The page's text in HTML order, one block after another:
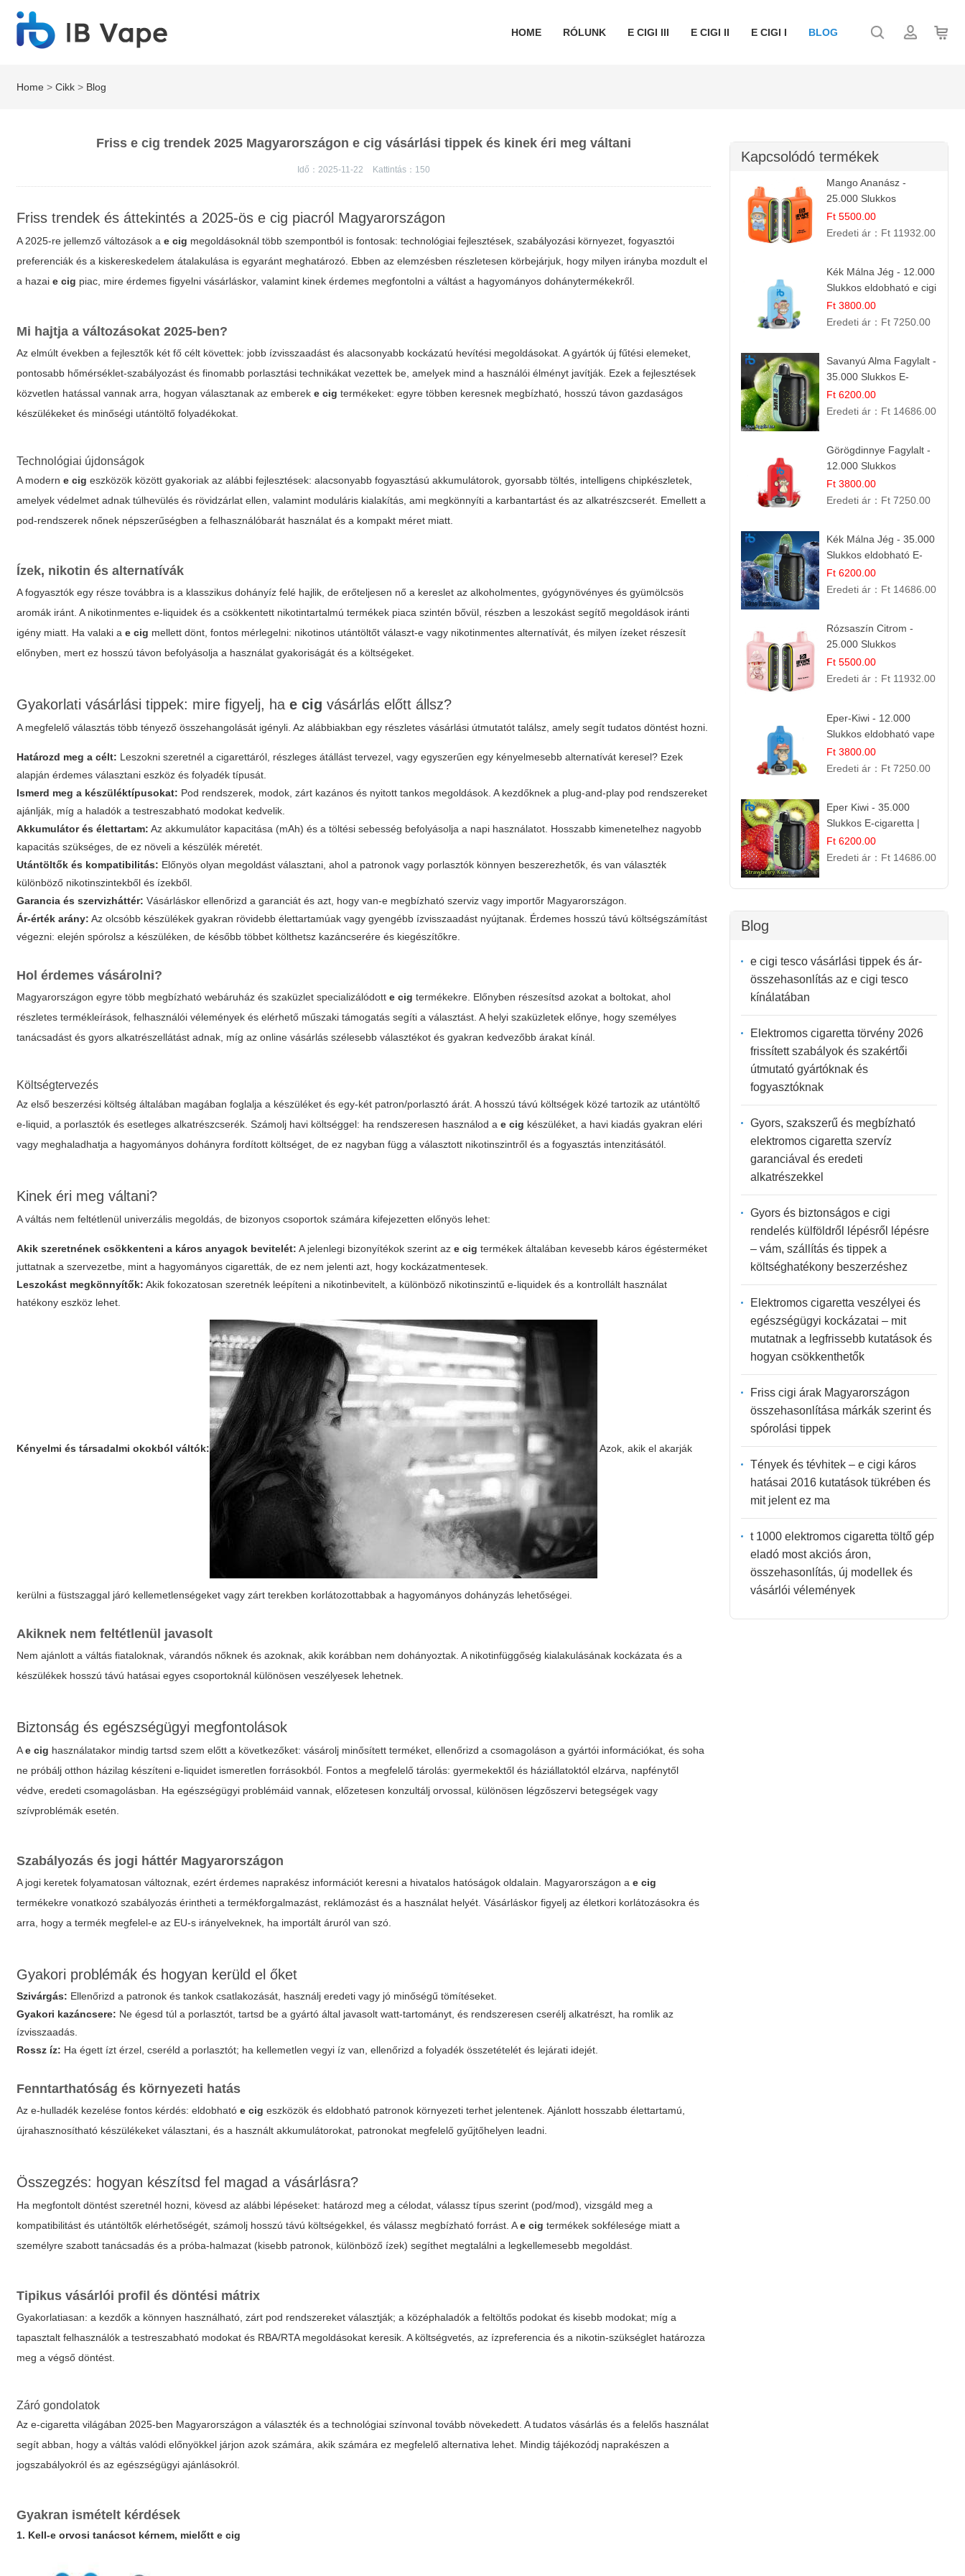
HOME RÓLUNK E CIGI III E CIGI II E CIGI I BLOG
Home >Cikk > Blog
Friss e cig trendek 2025 Magyarországon e cig vásárlási tippek és kinek éri meg váltani
Idő：2025-11-22 Kattintás： 150
Friss trendek és áttekintés a 2025-ös e cig piacról Magyarországon
A 2025-re jellemző változások ae cig megoldásoknál több szempontból is fontosak: technológiai fejlesztések, szabályozási környezet, fogyasztói
preferenciák és a kiskereskedelem átalakulása is egyaránt meghatározó. Ebben az elemzésben részletesen körbejárjuk, hogy milyen irányba mozdult el
a hazaie cig piac, mire érdemes figyelni vásárláskor, valamint kinek érdemes megfontolni a váltást a hagyományos dohánytermékekről.
Mi hajtja a változásokat 2025-ben?
Az elmúlt években a fejlesztők két fő célt követtek: jobb ízvisszaadást és alacsonyabb kockázatú hevítési megoldásokat. A gyártók új fűtési elemeket,
pontosabb hőmérséklet-szabályozást és finomabb porlasztási technikákat vezettek be, amelyek mind a használói élményt javítják. Ezek a fejlesztések
közvetlen hatással vannak arra, hogyan választanak az embereke cig termékeket: egyre többen keresnek megbízható, hosszú távon gazdaságos
készülékeket és minőségi utántöltő folyadékokat.
Technológiai újdonságok
A moderne cig eszközök között gyakoriak az alábbi fejlesztések: alacsonyabb fogyasztású akkumulátorok, gyorsabb töltés, intelligens chipkészletek,
amelyek védelmet adnak túlhevülés és rövidzárlat ellen, valamint moduláris kialakítás, ami megkönnyíti a karbantartást és az alkatrészcserét. Emellett a
pod-rendszerek nőnek népszerűségben a felhasználóbarát használat és a kompakt méret miatt.
Ízek, nikotin és alternatívák
A fogyasztók egy része továbbra is a klasszikus dohányíz felé hajlik, de erőteljesen nő a kereslet az alkoholmentes, gyógynövényes és gyümölcsös
aromák iránt. A nikotinmentes e-liquidek és a csökkentett nikotintartalmú termékek piaca szintén bővül, részben a leszokást segítő megoldások iránti
igény miatt. Ha valaki ae cig mellett dönt, fontos mérlegelni: nikotinos utántöltőt választ-e vagy nikotinmentes alternatívát, és milyen ízeket részesít
előnyben, mert ez hosszú távon befolyásolja a használat gyakoriságát és a költségeket.
Gyakorlati vásárlási tippek: mire figyelj, hae cig vásárlás előtt állsz?
A megfelelő választás több tényező összehangolását igényli. Az alábbiakban egy részletes vásárlási útmutatót találsz, amely segít tudatos döntést hozni.
Határozd meg a célt: Leszokni szeretnél a cigarettáról, részleges átállást tervezel, vagy egyszerűen egy kényelmesebb alternatívát keresel? Ezek
alapján érdemes választani eszköz és folyadék típusát.
Ismerd meg a készüléktípusokat: Pod rendszerek, modok, zárt kazános és nyitott tankos megoldások. A kezdőknek a plug-and-play pod rendszereket
ajánlják, míg a haladók a testreszabható modokat kedvelik.
Akkumulátor és élettartam: Az akkumulátor kapacitása (mAh) és a töltési sebesség befolyásolja a napi használatot. Hosszabb kimenetelhez nagyobb
kapacitás szükséges, de ez növeli a készülék méretét.
Utántöltők és kompatibilitás: Előnyös olyan megoldást választani, ahol a patronok vagy porlasztók könnyen beszerezhetők, és van választék
különböző nikotinszintekből és ízekből.
Garancia és szervizháttér: Vásárláskor ellenőrizd a garanciát és azt, hogy van-e megbízható szerviz vagy importőr Magyarországon.
Ár-érték arány: Az olcsóbb készülékek gyakran rövidebb élettartamúak vagy gyengébb ízvisszaadást nyújtanak. Érdemes hosszú távú költségszámítást
végezni: elején spórolsz a készüléken, de később többet költhetsz kazáncserére és kiegészítőkre.
Hol érdemes vásárolni?
Magyarországon egyre több megbízható webáruház és szaküzlet specializálódotte cig termékekre. Előnyben részesítsd azokat a boltokat, ahol
részletes termékleírások, felhasználói vélemények és elérhető műszaki támogatás segíti a választást. A helyi szaküzletek előnye, hogy személyes
tanácsadást és gyors alkatrészellátást adnak, míg az online vásárlás szélesebb választékot és gyakran kedvezőbb árakat kínál.
Költségtervezés
Az első beszerzési költség általában magában foglalja a készüléket és egy-két patron/porlasztó árát. A hosszú távú költségek közé tartozik az utántöltő
e-liquid, a porlasztók és esetleges alkatrészcserék. Számolj havi költséggel: ha rendszeresen használod ae cig készüléket, a havi kiadás gyakran eléri
vagy meghaladhatja a hagyományos dohányra fordított költséget, de ez nagyban függ a választott nikotinszintről és a fogyasztás intenzitásától.
Kinek éri meg váltani?
A váltás nem feltétlenül univerzális megoldás, de bizonyos csoportok számára kifejezetten előnyös lehet:
Akik szeretnének csökkenteni a káros anyagok bevitelét: A jelenlegi bizonyítékok szerint aze cig termékek általában kevesebb káros égésterméket
juttatnak a szervezetbe, mint a hagyományos cigaretták, de ez nem jelenti azt, hogy kockázatmentesek.
Leszokást megkönnyítők: Akik fokozatosan szeretnék leépíteni a nikotinbevitelt, a különböző nikotinszintű e-liquidek és a kontrollált használat
hatékony eszköz lehet.
Kényelmi és társadalmi okokból váltók: Azok, akik el akarják
kerülni a füstszaggal járó kellemetlenségeket vagy zárt terekben korlátozottabbak a hagyományos dohányzás lehetőségei.
Akiknek nem feltétlenül javasolt
Nem ajánlott a váltás fiataloknak, várandós nőknek és azoknak, akik korábban nem dohányoztak. A nikotinfüggőség kialakulásának kockázata és a
készülékek hosszú távú hatásai egyes csoportoknál különösen veszélyesek lehetnek.
Biztonság és egészségügyi megfontolások
Ae cig használatakor mindig tartsd szem előtt a következőket: vásárolj minősített terméket, ellenőrizd a csomagoláson a gyártói információkat, és soha
ne próbálj otthon házilag készíteni e-liquidet ismeretlen forrásokból. Fontos a megfelelő tárolás: gyermekektől és háziállatoktól elzárva, napfénytől
védve, eredeti csomagolásban. Ha egészségügyi problémáid vannak, előzetesen konzultálj orvossal, különösen légzőszervi betegségek vagy
szívproblémák esetén.
Szabályozás és jogi háttér Magyarországon
A jogi keretek folyamatosan változnak, ezért érdemes naprakész információt keresni a hivatalos hatóságok oldalain. Magyarországon ae cig
termékekre vonatkozó szabályozás érintheti a termékforgalmazást, reklámozást és a használat helyét. Vásárláskor figyelj az életkori korlátozásokra és
arra, hogy a termék megfelel-e az EU-s irányelveknek, ha importált áruról van szó.
Gyakori problémák és hogyan kerüld el őket
Szivárgás: Ellenőrizd a patronok és tankok csatlakozását, használj eredeti vagy jó minőségű tömítéseket.
Gyakori kazáncsere: Ne égesd túl a porlasztót, tartsd be a gyártó által javasolt watt-tartományt, és rendszeresen cserélj alkatrészt, ha romlik az
ízvisszaadás.
Rossz íz: Ha égett ízt érzel, cseréld a porlasztót; ha kellemetlen vegyi íz van, ellenőrizd a folyadék összetételét és lejárati idejét.
Fenntarthatóság és környezeti hatás
Az e-hulladék kezelése fontos kérdés: eldobhatóe cig eszközök és eldobható patronok környezeti terhet jelentenek. Ajánlott hosszabb élettartamú,
újrahasznosítható készülékeket választani, és a használt akkumulátorokat, patronokat megfelelő gyűjtőhelyen leadni.
Összegzés: hogyan készítsd fel magad a vásárlásra?
Ha megfontolt döntést szeretnél hozni, kövesd az alábbi lépéseket: határozd meg a célodat, válassz típus szerint (pod/mod), vizsgáld meg a
kompatibilitást és utántöltők elérhetőségét, számolj hosszú távú költségekkel, és válassz megbízható forrást. Ae cig termékek sokfélesége miatt a
személyre szabott tanácsadás és a próba-halmazat (kisebb patronok, különböző ízek) segíthet megtalálni a legkellemesebb megoldást.
Tipikus vásárlói profil és döntési mátrix
Gyakorlatiasan: a kezdők a könnyen használható, zárt pod rendszereket választják; a középhaladók a feltöltős podokat és kisebb modokat; míg a
tapasztalt felhasználók a testreszabható modokat és RBA/RTA megoldásokat keresik. A költségvetés, az ízpreferencia és a nikotin-szükséglet határozza
meg a végső döntést.
Záró gondolatok
Az e-cigaretta világában 2025-ben Magyarországon a választék és a technológiai színvonal tovább növekedett. A tudatos vásárlás és a felelős használat
segít abban, hogy a váltás valódi előnyökkel járjon azok számára, akik számára ez megfelelő alternativa lehet. Mindig tájékozódj naprakészen a
jogszabályokról és az egészségügyi ajánlásokról.
Gyakran ismételt kérdések
1. Kell-e orvosi tanácsot kérnem, mielőtte cig
Kapcsolódó termékek
Mango Ananász -
25.000 Slukkos
eldobható E-cigaretta |
Trópusi Ízélmény
Ft 5500.00
Eredeti ár： Ft 11932.00
Kék Málna Jég - 12.000
Slukkos eldobható e cigi
| Frissítő Bogyós Íz
Ft 3800.00
Eredeti ár： Ft 7250.00
Savanyú Alma Fagylalt -
35.000 Slukkos E-
cigaretta | IBVape Bar
Ft 6200.00
Eredeti ár： Ft 14686.00
Görögdinnye Fagylalt -
12.000 Slukkos
eldobható e-Cigaretta
Ft 3800.00
Eredeti ár： Ft 7250.00
Kék Málna Jég - 35.000
Slukkos eldobható E-
cigaretta | Frissítő
Ízélmény
Ft 6200.00
Eredeti ár： Ft 14686.00
Rózsaszín Citrom -
25.000 Slukkos
eldobható e-Cigaretta |
IBvape Bar
Ft 5500.00
Eredeti ár： Ft 11932.00
Eper-Kiwi - 12.000
Slukkos eldobható vape
| Friss Gyümölcs
Kombináció
Ft 3800.00
Eredeti ár： Ft 7250.00
Eper Kiwi - 35.000
Slukkos E-cigaretta |
IBVape Bar Friss
Gyümölcs Ízek
Ft 6200.00
Eredeti ár： Ft 14686.00
Blog
e cigi tesco vásárlási tippek és ár-
összehasonlítás az e cigi tesco
kínálatában
Elektromos cigaretta törvény 2026
frissített szabályok és szakértői
útmutató gyártóknak és
fogyasztóknak
Gyors, szakszerű és megbízható
elektromos cigaretta szervíz
garanciával és eredeti
alkatrészekkel
Gyors és biztonságos e cigi
rendelés külföldről lépésről lépésre
– vám, szállítás és tippek a
költséghatékony beszerzéshez
Elektromos cigaretta veszélyei és
egészségügyi kockázatai – mit
mutatnak a legfrissebb kutatások és
hogyan csökkenthetők
Friss cigi árak Magyarországon
összehasonlítása márkák szerint és
spórolási tippek
Tények és tévhitek – e cigi káros
hatásai 2016 kutatások tükrében és
mit jelent ez ma
t 1000 elektromos cigaretta töltő gép
eladó most akciós áron,
összehasonlítás, új modellek és
vásárlói vélemények